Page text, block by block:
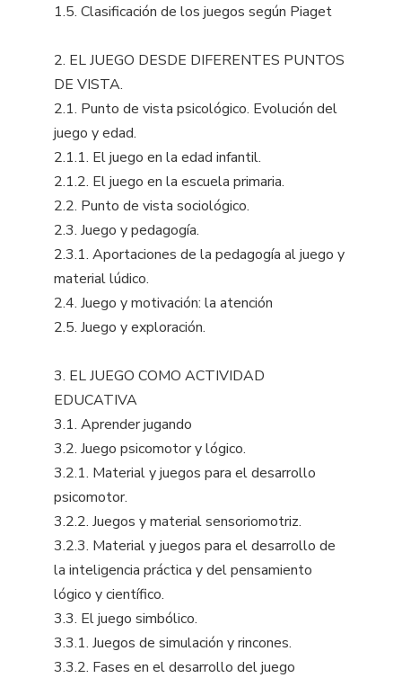
1.5. Clasificación de los juegos según Piaget
2. EL JUEGO DESDE DIFERENTES PUNTOS
DE VISTA.
2.1. Punto de vista psicológico. Evolución del
juego y edad.
2.1.1. El juego en la edad infantil.
2.1.2. El juego en la escuela primaria.
2.2. Punto de vista sociológico.
2.3. Juego y pedagogía.
2.3.1. Aportaciones de la pedagogía al juego y
material lúdico.
2.4. Juego y motivación: la atención
2.5. Juego y exploración.
3. EL JUEGO COMO ACTIVIDAD
EDUCATIVA
3.1. Aprender jugando
3.2. Juego psicomotor y lógico.
3.2.1. Material y juegos para el desarrollo
psicomotor.
3.2.2. Juegos y material sensoriomotriz.
3.2.3. Material y juegos para el desarrollo de
la inteligencia práctica y del pensamiento
lógico y científico.
3.3. El juego simbólico.
3.3.1. Juegos de simulación y rincones.
3.3.2. Fases en el desarrollo del juego